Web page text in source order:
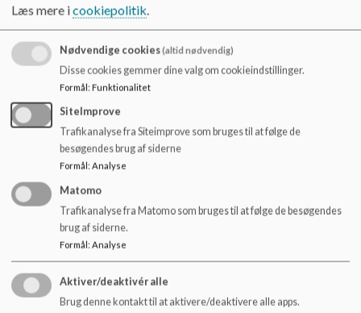
Det lille eftermiddagsmåltid serveres i UFOens udekøkken.
2-3 gange om ugen serveres der frugt med groft brød,
foreksempel rugbrød eller knækbrød
2-3 gange om ugen serveres der en grøn menu, foreksempel
tunsalat, bagekartoffel, pastasalat
1 gang om måneden serveres der kage
Når UFOen fejrer særlige begivenheder som fastelavn,
halloween, høstfest og julefest vil kostprofilen være på
"stand by". Her serveres kage, frugtstænger eller andet sødt
Dokumenter
UFO kostprofil 2025 .pdf
Læs mere icookiepolitik.
Nødvendige cookies(altid nødvendig)
Disse cookies gemmer dine valg om cookieindstillinger.
Formål: Funktionalitet
SiteImprove
Trafikanalyse fra Siteimprove som bruges til at følge de
besøgendes brug af siderne
Formål : Analyse
Matomo
Trafikanalyse fra Matomo som bruges til at følge de besøgendes
brug af siderne.
Formål: Analyse
Aktiver/deaktivér alle
Brug denne kontakt til at aktivere/deaktivere alle apps.